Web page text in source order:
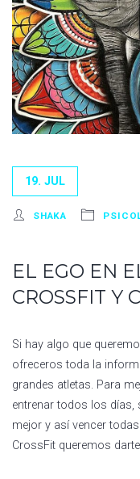
19. JUL
SHAKA
EL EGO EN
CROSSFIT Y
Si hay algo que
ofreceros toda la
grandes atletas. Para
entrenar todos los días,
mejor y así vencer
CrossFit queremos